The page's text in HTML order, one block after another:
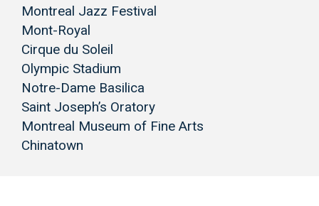
Montreal Jazz Festival
Mont-Royal
Cirque du Soleil
Olympic Stadium
Notre-Dame Basilica
Saint Joseph’s Oratory
Montreal Museum of Fine Arts
Chinatown